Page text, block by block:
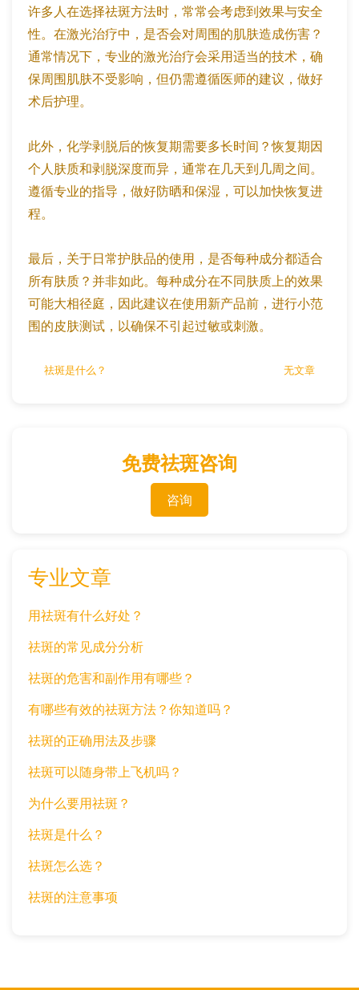
许多人在选择祛斑方法时，常常会考虑到效果与安全
性。在激光治疗中，是否会对周围的肌肤造成伤害？
通常情况下，专业的激光治疗会采用适当的技术，确
保周围肌肤不受影响，但仍需遵循医师的建议，做好
术后护理。
此外，化学剥脱后的恢复期需要多长时间？恢复期因
个人肤质和剥脱深度而异，通常在几天到几周之间。
遵循专业的指导，做好防晒和保湿，可以加快恢复进
程。
最后，关于日常护肤品的使用，是否每种成分都适合
所有肤质？并非如此。每种成分在不同肤质上的效果
可能大相径庭，因此建议在使用新产品前，进行小范
围的皮肤测试，以确保不引起过敏或刺激。
祛斑是什么？ 无文章
免费祛斑咨询
咨询
专业文章
用祛斑有什么好处？
祛斑的常见成分分析
祛斑的危害和副作用有哪些？
有哪些有效的祛斑方法？你知道吗？
祛斑的正确用法及步骤
祛斑可以随身带上飞机吗？
为什么要用祛斑？
祛斑是什么？
祛斑怎么选？
祛斑的注意事项